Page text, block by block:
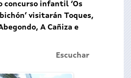
concurso infantil ‘Os
visitarán Toques,
A Cañiza e
Escuchar